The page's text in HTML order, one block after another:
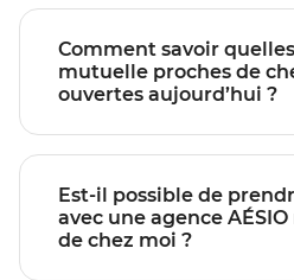
Comment savoir quelles
mutuelle proches de
ouvertes aujourd’hui ?
Est-il possible de
avec une agence AÉSIO mutuelle près
de chez moi ?